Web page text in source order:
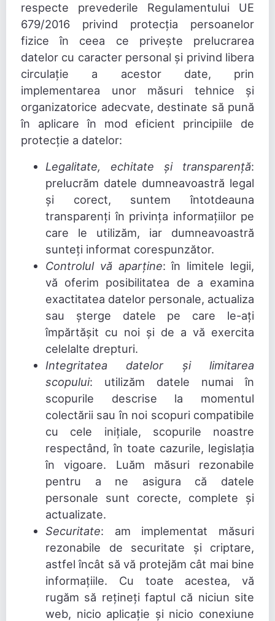
respecte prevederile Regulamentului UE
679/2016 privind protecția persoanelor
fizice în ceea ce privește prelucrarea
datelor cu caracter personal și privind libera
circulație a acestor date, prin
implementarea unor măsuri tehnice și
organizatorice adecvate, destinate să pună
în aplicare în mod eficient principiile de
protecție a datelor:
Legalitate, echitate și transparență:
prelucrăm datele dumneavoastră legal
și corect, suntem întotdeauna
transparenți în privința informațiilor pe
care le utilizăm, iar dumneavoastră
sunteți informat corespunzător.
Controlul vă aparține: în limitele legii,
vă oferim posibilitatea de a examina
exactitatea datelor personale, actualiza
sau șterge datele pe care le-ați
împărtășit cu noi și de a vă exercita
celelalte drepturi.
Integritatea datelor și limitarea
scopului: utilizăm datele numai în
scopurile descrise la momentul
colectării sau în noi scopuri compatibile
cu cele inițiale, scopurile noastre
respectând, în toate cazurile, legislația
în vigoare. Luăm măsuri rezonabile
pentru a ne asigura că datele
personale sunt corecte, complete și
actualizate.
Securitate: am implementat măsuri
rezonabile de securitate și criptare,
astfel încât să vă protejăm cât mai bine
informațiile. Cu toate acestea, vă
rugăm să rețineți faptul că niciun site
web, nicio aplicație și nicio conexiune